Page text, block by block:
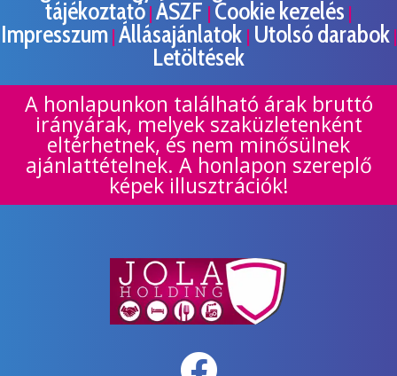
tájékoztató | ÁSZF | Cookie kezelés |
Impresszum| Állásajánlatok | Utolsó darabok|
Letöltések
A honlapunkon található árak bruttó
irányárak, melyek szaküzletenként
eltérhetnek, és nem minősülnek
ajánlattételnek. A honlapon szereplő
képek illusztrációk!